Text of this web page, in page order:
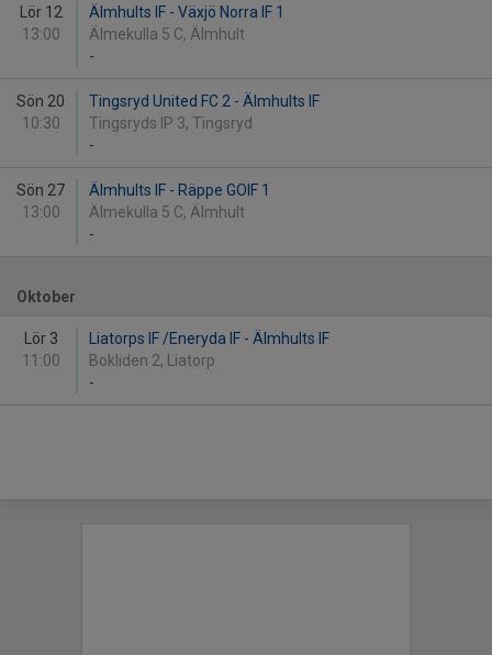
Lör 12
13:00
Älmhults IF - Växjö Norra IF 1
Älmekulla 5 C, Älmhult
-
Sön 20
10:30
Tingsryd United FC 2 - Älmhults IF
Tingsryds IP 3, Tingsryd
-
Sön 27
13:00
Älmhults IF - Räppe GOIF 1
Älmekulla 5 C, Älmhult
-
Oktober
Lör 3
11:00
Liatorps IF /Eneryda IF - Älmhults IF
Bokliden 2, Liatorp
-